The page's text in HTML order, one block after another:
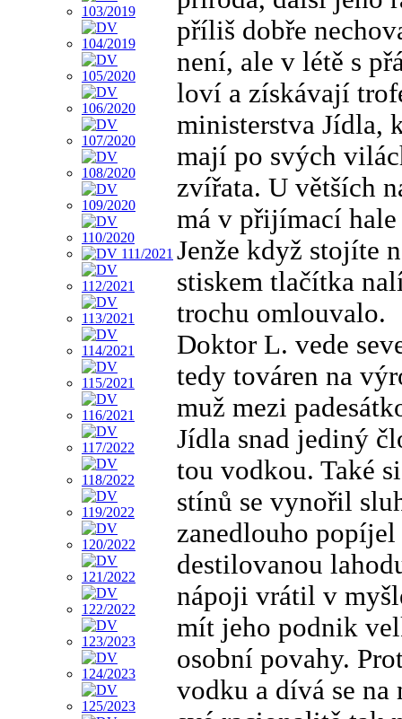
příliš dobře
není, ale v létě s
loví a získávají
ministerstva Jídla,
mají po svých
zvířata. U větších
má v přijímací
Jenže když stojíte
stiskem tlačítka
trochu omlouvalo.
Doktor L. vede
tedy továren na
muž mezi
Jídla snad jediný
tou vodkou. Také
stínů se vynořil
zanedlouho
destilovanou
nápoji vrátil v
mít jeho podnik
osobní povahy.
vodku a dívá se